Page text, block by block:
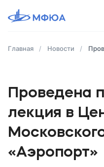
Главная Новости
Проведена
лекция в
«Аэропорт»